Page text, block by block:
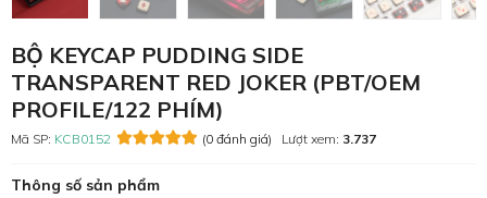
BỘ KEYCAP PUDDING SIDE
TRANSPARENT RED JOKER (PBT/OEM
PROFILE/122 PHÍM)
Mã SP: KCB0152 (0 đánh giá) Lượt xem: 3.737
Thông số sản phẩm